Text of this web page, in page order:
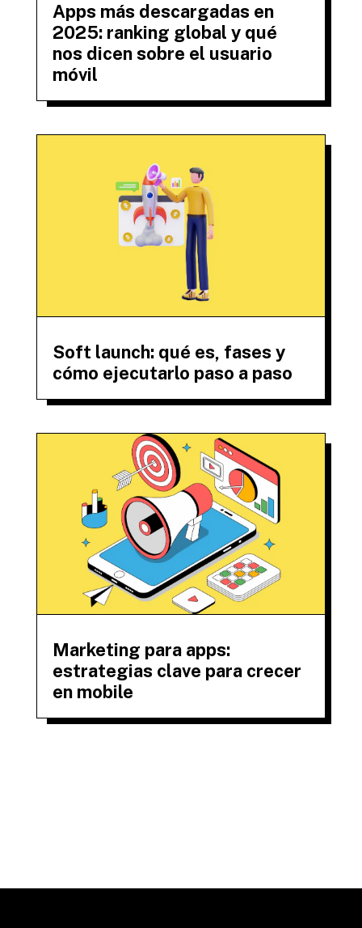
Apps más descargadas en
2025: ranking global y qué
nos dicen sobre el usuario
móvil
Soft launch: qué es, fases y
cómo ejecutarlo paso a paso
Marketing para apps:
estrategias clave para crecer
en mobile